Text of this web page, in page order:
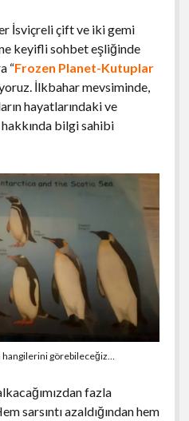
İsviçreli çift ve iki gemi
keyifli sohbet eşliğinde
“Frozen Planet-Kutuplar
İlkbahar mevsiminde,
hayatlarındaki ve
bilgi sahibi
hangilerini görebileceğiz…
fazla
sarsıntı azaldığından hem